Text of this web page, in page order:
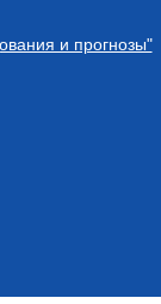
и прогнозы"